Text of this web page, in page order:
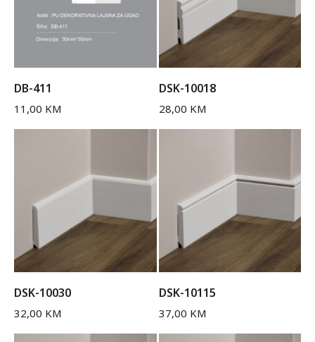
DB-411
11,00 KM
DSK-10018
28,00 KM
DSK-10030
32,00 KM
DSK-10115
37,00 KM